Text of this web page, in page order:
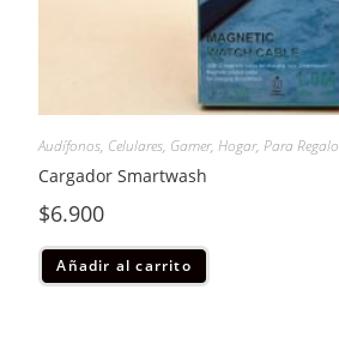
Audífonos, Celulares, Gamer,Hogar,Para Regalo
Cargador Smartwash
$6.900
Añadir al carrito